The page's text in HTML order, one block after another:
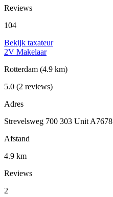
Reviews
104
Bekijk taxateur
2V Makelaar
Rotterdam (4.9 km)
5.0 (2 reviews)
Adres
Strevelsweg 700 303 Unit A7678
Afstand
4.9 km
Reviews
2